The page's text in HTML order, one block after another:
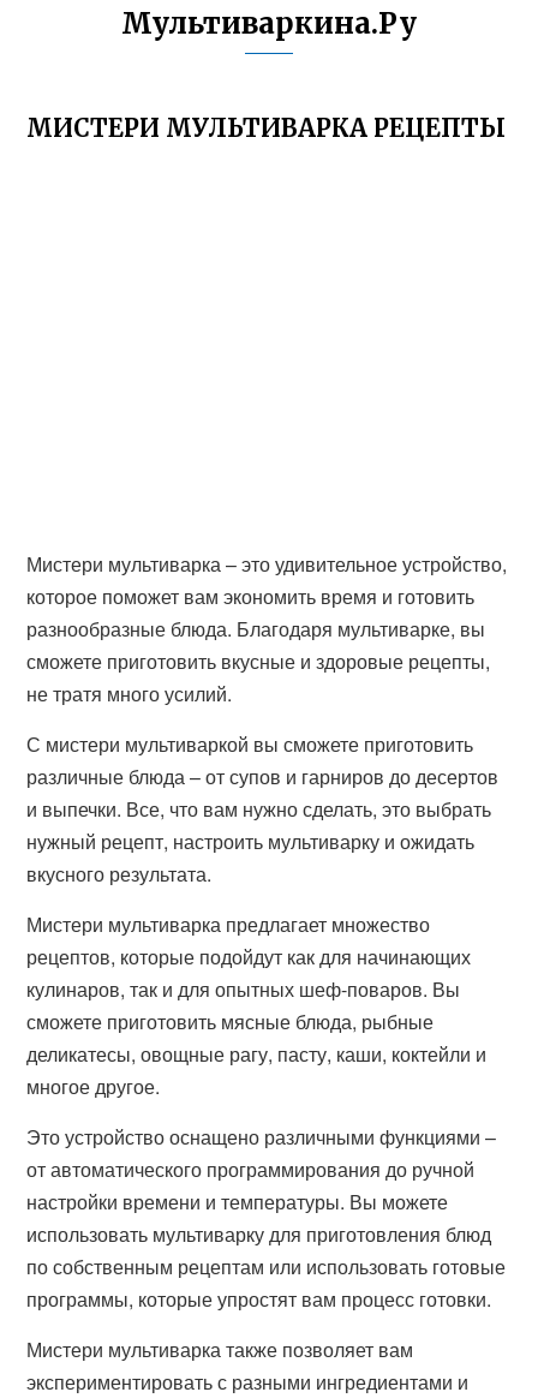
Мультиваркина.Ру
МИСТЕРИ МУЛЬТИВАРКА РЕЦЕПТЫ
Мистери мультиварка – это удивительное устройство,
которое поможет вам экономить время и готовить
разнообразные блюда. Благодаря мультиварке, вы
сможете приготовить вкусные и здоровые рецепты,
не тратя много усилий.
С мистери мультиваркой вы сможете приготовить
различные блюда – от супов и гарниров до десертов
и выпечки. Все, что вам нужно сделать, это выбрать
нужный рецепт, настроить мультиварку и ожидать
вкусного результата.
Мистери мультиварка предлагает множество
рецептов, которые подойдут как для начинающих
кулинаров, так и для опытных шеф-поваров. Вы
сможете приготовить мясные блюда, рыбные
деликатесы, овощные рагу, пасту, каши, коктейли и
многое другое.
Это устройство оснащено различными функциями –
от автоматического программирования до ручной
настройки времени и температуры. Вы можете
использовать мультиварку для приготовления блюд
по собственным рецептам или использовать готовые
программы, которые упростят вам процесс готовки.
Мистери мультиварка также позволяет вам
экспериментировать с разными ингредиентами и